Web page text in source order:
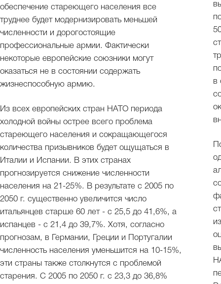
обеспечение стареющего населения все
труднее будет модернизировать меньшей
численности и дорогостоящие
профессиональные армии. Фактически
некоторые европейские союзники могут
оказаться не в состоянии содержать
жизнеспособную армию.
Из всех европейских стран НАТО периода
холодной войны острее всего проблема
стареющего населения и сокращающегося
количества призывников будет ощущаться в
Италии и Испании. В этих странах
прогнозируется снижение численности
населения на 21-25%. В результате с 2005 по
2050 г. существенно увеличится число
итальянцев старше 60 лет - с 25,5 до 41,6%, а
испанцев - с 21,4 до 39,7%. Хотя, согласно
прогнозам, в Германии, Греции и Португалии
численность населения уменьшится на 10-15%,
эти страны также столкнутся с проблемой
старения. С 2005 по 2050 г. с 23,3 до 36,8%
в